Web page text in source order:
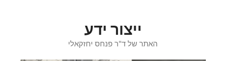
ייצור ידע
האתר של ד"ר פנחס יחזקאלי